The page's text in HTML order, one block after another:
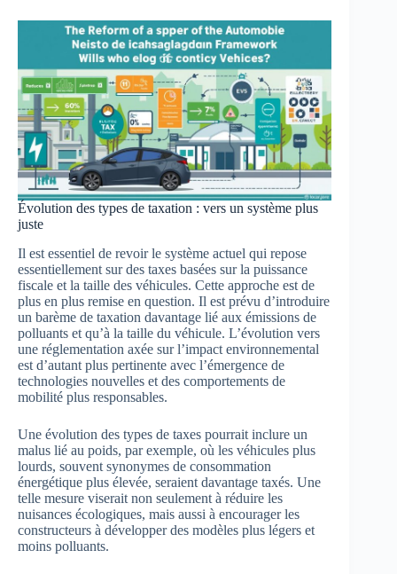
Évolution des types de taxation : vers un système plus
juste
Il est essentiel de revoir le système actuel qui repose
essentiellement sur des taxes basées sur la puissance
fiscale et la taille des véhicules. Cette approche est de
plus en plus remise en question. Il est prévu d’introduire
un barème de taxation davantage lié aux émissions de
polluants et qu’à la taille du véhicule. L’évolution vers
une réglementation axée sur l’impact environnemental
est d’autant plus pertinente avec l’émergence de
technologies nouvelles et des comportements de
mobilité plus responsables.
Une évolution des types de taxes pourrait inclure un
malus lié au poids, par exemple, où les véhicules plus
lourds, souvent synonymes de consommation
énergétique plus élevée, seraient davantage taxés. Une
telle mesure viserait non seulement à réduire les
nuisances écologiques, mais aussi à encourager les
constructeurs à développer des modèles plus légers et
moins polluants.